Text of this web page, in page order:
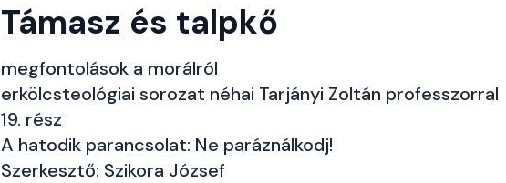
Támasz és talpkő
megfontolások a morálról
erkölcsteológiai sorozat néhai Tarjányi Zoltán professzorral
19. rész
A hatodik parancsolat: Ne paráználkodj!
Szerkesztő: Szikora József